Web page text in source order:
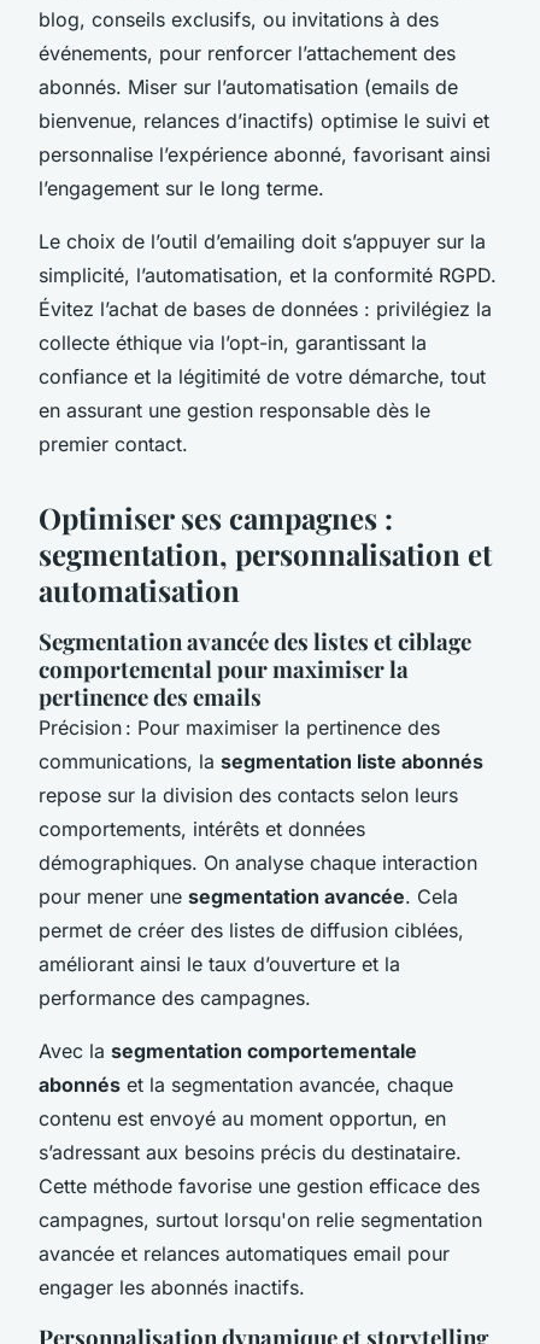
blog, conseils exclusifs, ou invitations à des
événements, pour renforcer l’attachement des
abonnés. Miser sur l’automatisation (emails de
bienvenue, relances d’inactifs) optimise le suivi et
personnalise l’expérience abonné, favorisant ainsi
l’engagement sur le long terme.
Le choix de l’outil d’emailing doit s’appuyer sur la
simplicité, l’automatisation, et la conformité RGPD.
Évitez l’achat de bases de données : privilégiez la
collecte éthique via l’opt-in, garantissant la
confiance et la légitimité de votre démarche, tout
en assurant une gestion responsable dès le
premier contact.
Optimiser ses campagnes :
segmentation, personnalisation et
automatisation
Segmentation avancée des listes et ciblage
comportemental pour maximiser la
pertinence des emails
Précision : Pour maximiser la pertinence des
communications, la segmentation liste abonnés
repose sur la division des contacts selon leurs
comportements, intérêts et données
démographiques. On analyse chaque interaction
pour mener une segmentation avancée. Cela
permet de créer des listes de diffusion ciblées,
améliorant ainsi le taux d’ouverture et la
performance des campagnes.
Avec la segmentation comportementale
abonnés et la segmentation avancée, chaque
contenu est envoyé au moment opportun, en
s’adressant aux besoins précis du destinataire.
Cette méthode favorise une gestion efficace des
campagnes, surtout lorsqu'on relie segmentation
avancée et relances automatiques email pour
engager les abonnés inactifs.
Personnalisation dynamique et storytelling